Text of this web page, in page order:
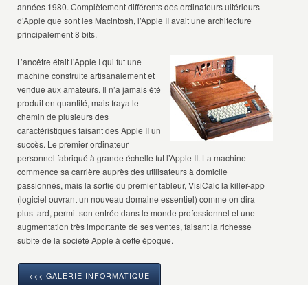
années 1980. Complètement différents des ordinateurs ultérieurs
d’Apple que sont les Macintosh, l’Apple II avait une architecture
principalement 8 bits.
L’ancêtre était l’Apple I qui fut une
machine construite artisanalement et
vendue aux amateurs. Il n’a jamais été
produit en quantité, mais fraya le
chemin de plusieurs des
caractéristiques faisant des Apple II un
succès. Le premier ordinateur
personnel fabriqué à grande échelle fut l’Apple II. La machine
commence sa carrière auprès des utilisateurs à domicile
passionnés, mais la sortie du premier tableur, VisiCalc la killer-app
(logiciel ouvrant un nouveau domaine essentiel) comme on dira
plus tard, permit son entrée dans le monde professionnel et une
augmentation très importante de ses ventes, faisant la richesse
subite de la société Apple à cette époque.
<<< GALERIE INFORMATIQUE